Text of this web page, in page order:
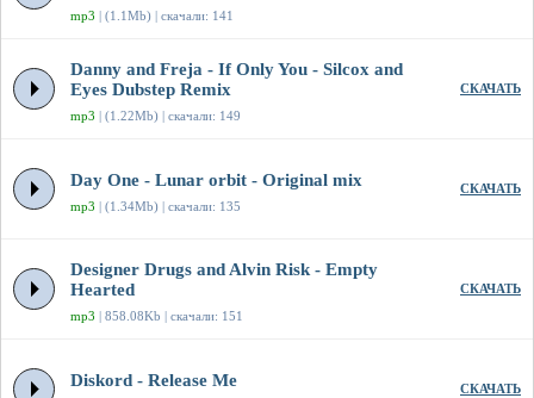
mp3 | (1.1Mb) | скачали: 141
Danny and Freja - If Only You - Silcox and
Eyes Dubstep Remix
mp3 | (1.22Mb) | скачали: 149
СКАЧАТЬ
Day One - Lunar orbit - Original mix
mp3 | (1.34Mb) | скачали: 135
СКАЧАТЬ
Designer Drugs and Alvin Risk - Empty
Hearted
mp3 | 858.08Kb | скачали: 151
СКАЧАТЬ
Diskord - Release Me СКАЧАТЬ